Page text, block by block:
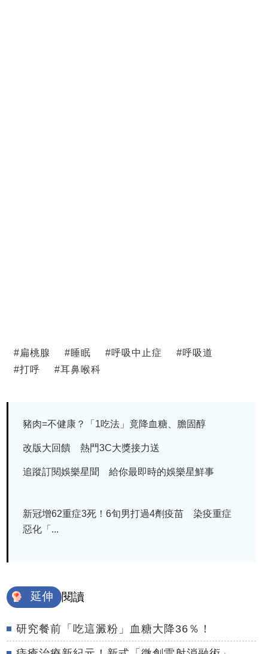
#扁桃腺 #睡眠 #呼吸中止症 #呼吸道
#打呼 #耳鼻喉科
豬肉=不健康？「1吃法」竟降血糖、膽固醇
改版大回饋 熱門3C大獎接力送
追蹤訂閱娛樂星聞 給你最即時的娛樂星鮮事
新冠增62重症3死！6旬男打過4劑疫苗 染疫重症
惡化「...
延伸 閱讀
研究餐前「吃這澱粉」血糖大降36％！